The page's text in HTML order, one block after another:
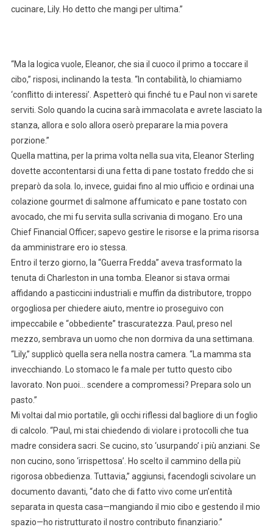
cucinare, Lily. Ho detto che mangi per ultima.”
“Ma la logica vuole, Eleanor, che sia il cuoco il primo a toccare il
cibo,” risposi, inclinando la testa. “In contabilità, lo chiamiamo
‘conflitto di interessi’. Aspetterò qui finché tu e Paul non vi sarete
serviti. Solo quando la cucina sarà immacolata e avrete lasciato la
stanza, allora e solo allora oserò preparare la mia povera
porzione.”
Quella mattina, per la prima volta nella sua vita, Eleanor Sterling
dovette accontentarsi di una fetta di pane tostato freddo che si
preparò da sola. Io, invece, guidai fino al mio ufficio e ordinai una
colazione gourmet di salmone affumicato e pane tostato con
avocado, che mi fu servita sulla scrivania di mogano. Ero una
Chief Financial Officer; sapevo gestire le risorse e la prima risorsa
da amministrare ero io stessa.
Entro il terzo giorno, la “Guerra Fredda” aveva trasformato la
tenuta di Charleston in una tomba. Eleanor si stava ormai
affidando a pasticcini industriali e muffin da distributore, troppo
orgogliosa per chiedere aiuto, mentre io proseguivo con
impeccabile e “obbediente” trascuratezza. Paul, preso nel
mezzo, sembrava un uomo che non dormiva da una settimana.
“Lily,” supplicò quella sera nella nostra camera. “La mamma sta
invecchiando. Lo stomaco le fa male per tutto questo cibo
lavorato. Non puoi… scendere a compromessi? Prepara solo un
pasto.”
Mi voltai dal mio portatile, gli occhi riflessi dal bagliore di un foglio
di calcolo. “Paul, mi stai chiedendo di violare i protocolli che tua
madre considera sacri. Se cucino, sto ‘usurpando’ i più anziani. Se
non cucino, sono ‘irrispettosa’. Ho scelto il cammino della più
rigorosa obbedienza. Tuttavia,” aggiunsi, facendogli scivolare un
documento davanti, “dato che di fatto vivo come un’entità
separata in questa casa—mangiando il mio cibo e gestendo il mio
spazio—ho ristrutturato il nostro contributo finanziario.”